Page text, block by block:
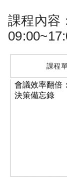
課程內容
課程
會議效率翻倍
決策備忘錄